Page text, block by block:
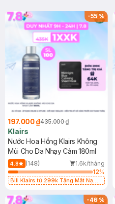
-55%
197.000 ₫435.000 ₫
Klairs
Nước Hoa Hồng Klairs Không
Mùi Cho Da Nhạy Cảm 180ml
4.8 (148)
1.6k/tháng
12%
Bill Klairs từ 299k Tặng Mặt Nạ
25ml (SL Có Hạn)
-46%